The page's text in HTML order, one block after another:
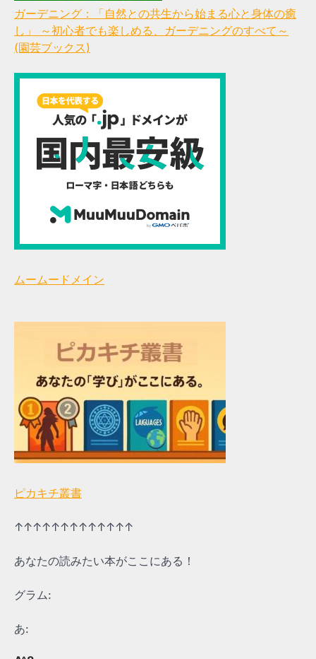
ガーデニング：「自然との共生から始まる心と身体の癒
し」 ～初心者でも楽しめる、ガーデニングのすべて～
(園芸ブックス)
ムームードメイン
ピカキチ叢書
↑↑↑↑↑↑↑↑↑↑↑↑↑
あなたの読みたい本がここにある！
グラム:
あ: